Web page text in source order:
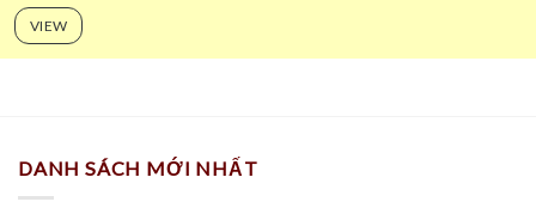
VIEW
DANH SÁCH MỚI NHẤT